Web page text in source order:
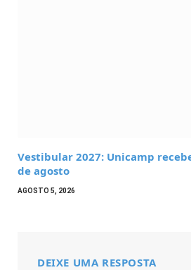
Vestibular 2027: Unicamp
de agosto
AGOSTO 5, 2026
DEIXE UMA RESPOSTA